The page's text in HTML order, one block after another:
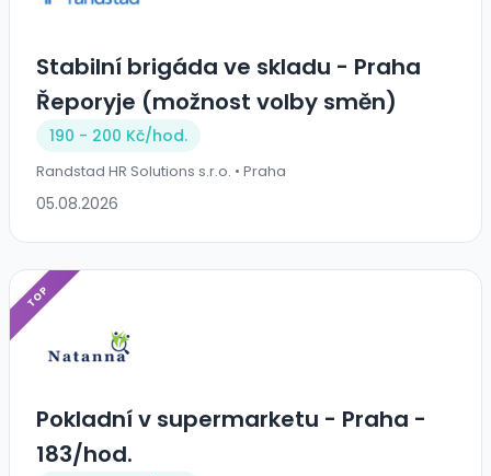
Stabilní brigáda ve skladu - Praha
Řeporyje (možnost volby směn)
190 - 200 Kč/hod.
Randstad HR Solutions s.r.o. • Praha
05.08.2026
TOP
Pokladní v supermarketu - Praha -
183/hod.